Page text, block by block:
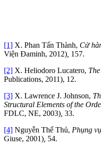
[1] X. Phan Tấn Thành, Cử
Viện Đaminh, 2012) 157.
[2] X. Heliodoro Lucatero,
Publications, 2011), 12.
[3] X. Lawrence J. Johnson,
Structural Elements of the
FDLC, NE, 2003) 33.
[4] Nguyễn Thế Thủ, Phụng
Giuse, 2001) 54.